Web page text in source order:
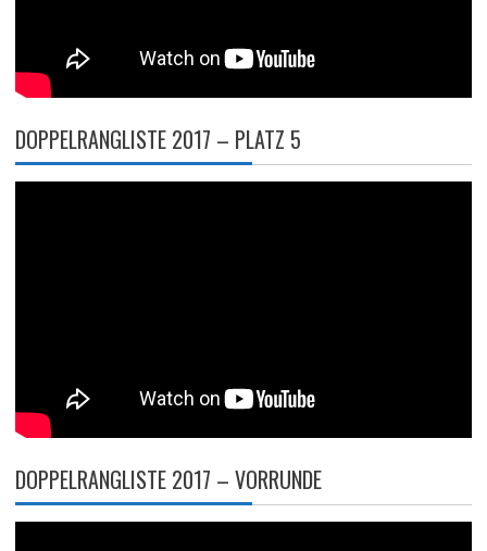
DOPPELRANGLISTE 2017 – PLATZ 5
DOPPELRANGLISTE 2017 – VORRUNDE